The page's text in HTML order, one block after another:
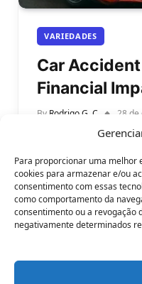
Para proporcionar uma melhor
cookies para armazenar e/ou
consentimento com essas
como comportamento da
consentimento ou a revogação
negativamente determinados
VARIEDADES
Car
Financial
By Rodrigo G. C 28
Car Accident
accidents can
financial